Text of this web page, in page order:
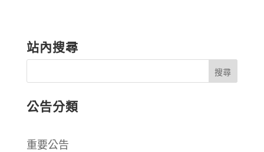
站內搜尋
公告分類
重要公告